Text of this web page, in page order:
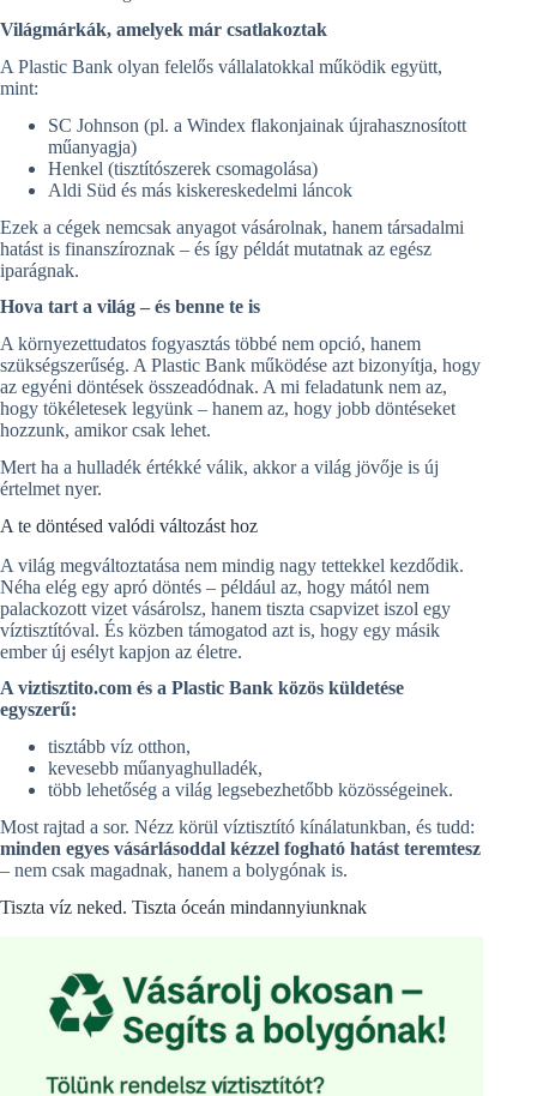
Világmárkák, amelyek már csatlakoztak
A Plastic Bank olyan felelős vállalatokkal működik együtt,
mint:
SC Johnson (pl. a Windex flakonjainak újrahasznosított
műanyagja)
Henkel (tisztítószerek csomagolása)
Aldi Süd és más kiskereskedelmi láncok
Ezek a cégek nemcsak anyagot vásárolnak, hanem társadalmi
hatást is finanszíroznak – és így példát mutatnak az egész
iparágnak.
Hova tart a világ – és benne te is
A környezettudatos fogyasztás többé nem opció, hanem
szükségszerűség. A Plastic Bank működése azt bizonyítja, hogy
az egyéni döntések összeadódnak. A mi feladatunk nem az,
hogy tökéletesek legyünk – hanem az, hogy jobb döntéseket
hozzunk, amikor csak lehet.
Mert ha a hulladék értékké válik, akkor a világ jövője is új
értelmet nyer.
A te döntésed valódi változást hoz
A világ megváltoztatása nem mindig nagy tettekkel kezdődik.
Néha elég egy apró döntés – például az, hogy mától nem
palackozott vizet vásárolsz, hanem tiszta csapvizet iszol egy
víztisztítóval. És közben támogatod azt is, hogy egy másik
ember új esélyt kapjon az életre.
A viztisztito.com és a Plastic Bank közös küldetése
egyszerű:
tisztább víz otthon,
kevesebb műanyaghulladék,
több lehetőség a világ legsebezhetőbb közösségeinek.
Most rajtad a sor. Nézz körül víztisztító kínálatunkban, és tudd:
minden egyes vásárlásoddal kézzel fogható hatást teremtesz
– nem csak magadnak, hanem a bolygónak is.
Tiszta víz neked. Tiszta óceán mindannyiunknak